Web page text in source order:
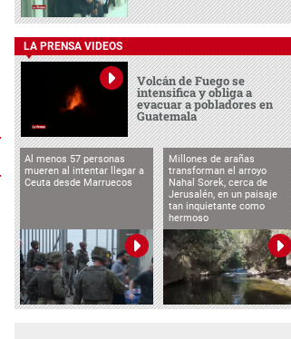
LA PRENSA VIDEOS
Volcán de Fuego se
intensifica y obliga a
evacuar a pobladores en
Guatemala
Al menos 57 personas
mueren al intentar llegar a
Ceuta desde Marruecos
Millones de arañas
transforman el arroyo
Nahal Sorek, cerca de
Jerusalén, en un paisaje
tan inquietante como
hermoso